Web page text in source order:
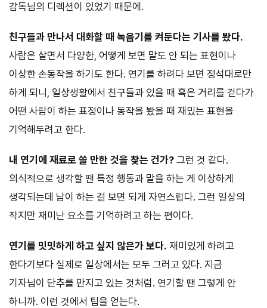
감독님의 디렉션이 있었기 때문에.
친구들과 만나서 대화할 때 녹음기를 켜둔다는 기사를 봤다.
사람은 살면서 다양한, 어떻게 보면 말도 안 되는 표현이나
이상한 손동작을 하기도 한다. 연기를 하려다 보면 정석대로만
하게 되니, 일상생활에서 친구들과 있을 때 혹은 거리를 걷다가
어떤 사람이 하는 표정이나 동작을 봤을 때 재밌는 표현을
기억해두려고 한다.
내 연기에 재료로 쓸 만한 것을 찾는 건가? 그런 것 같다.
의식적으로 생각할 땐 특정 행동과 말을 하는 게 이상하게
생각되는데 남이 하는 걸 보면 되게 자연스럽다. 그런 일상의
작지만 재미난 요소를 기억하려고 하는 편이다.
연기를 밋밋하게 하고 싶지 않은가 보다. 재미있게 하려고
한다기보다 실제로 일상에서는 모두 그러고 있다. 지금
기자님이 단추를 만지고 있는 것처럼. 연기할 땐 그렇게 안
하니까. 이런 것에서 팁을 얻는다.